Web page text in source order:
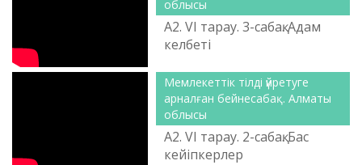
облысы
А2. VІ тарау. 3-сабақ. Адам
келбеті
Мемлекеттік тілді үйретуге
арналған бейнесабақ. Алматы
облысы
А2. VІ тарау. 2-сабақ. Бас
кейіпкерлер